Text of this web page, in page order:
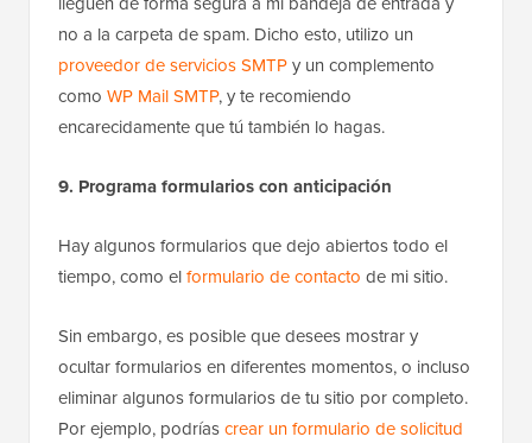
no a la carpeta de spam. Dicho esto, utilizo un
proveedor de servicios SMTPy un complemento
como WP Mail SMTP, y te recomiendo
encarecidamente que tú también lo hagas.
9. Programa formularios con anticipación
Hay algunos formularios que dejo abiertos todo el
tiempo, como elformulario de contacto de mi sitio.
Sin embargo, es posible que desees mostrar y
ocultar formularios en diferentes momentos, o incluso
eliminar algunos formularios de tu sitio por completo.
Por ejemplo, podríascrear un formulario de solicitud